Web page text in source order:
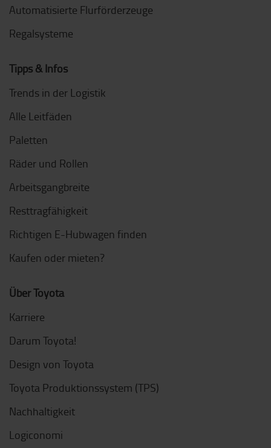
Automatisierte Flurförderzeuge
Regalsysteme
Tipps & Infos
Trends in der Logistik
Alle Leitfäden
Paletten
Räder und Rollen
Arbeitsgangbreite
Resttragfähigkeit
Richtigen E-Hubwagen finden
Kaufen oder mieten?
Über Toyota
Karriere
Darum Toyota!
Design von Toyota
Toyota Produktionssystem (TPS)
Nachhaltigkeit
Logiconomi